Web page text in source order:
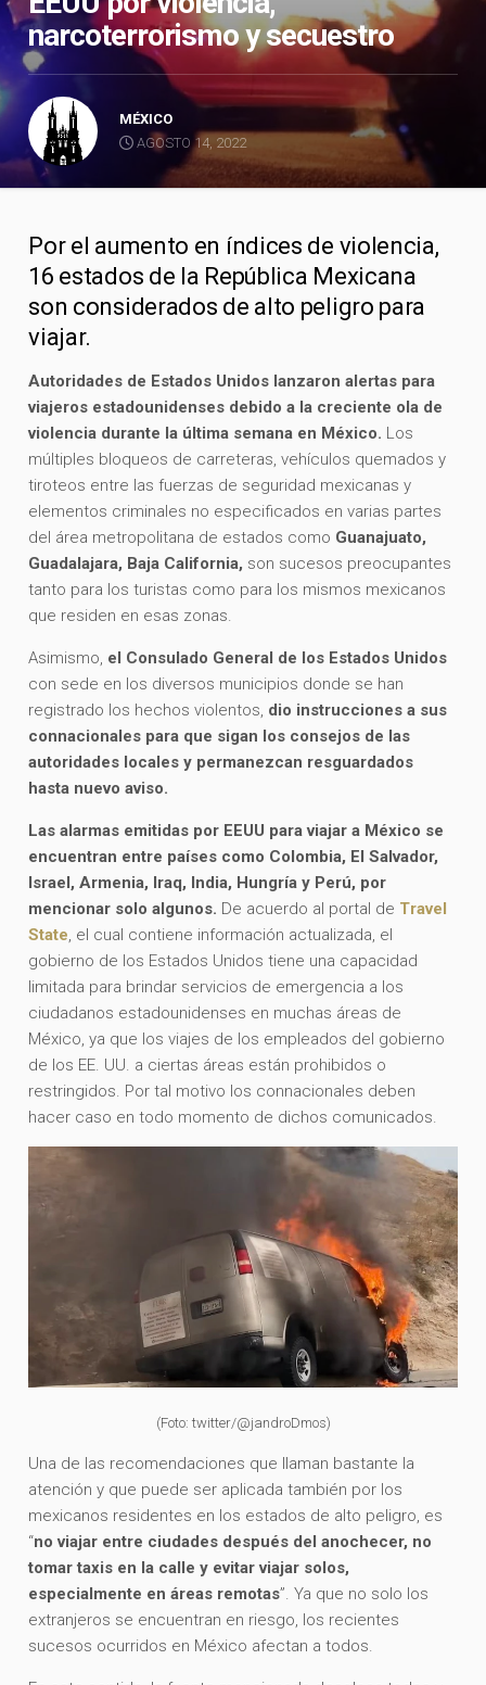
narcoterrorismo y secuestro
MÉXICO
AGOSTO 14, 2022
Por el aumento en índices de violencia,
16 estados de la República Mexicana
son considerados de alto peligro para
viajar.
Autoridades de Estados Unidos lanzaron alertas para
viajeros estadounidenses debido a la creciente ola de
violencia durante la última semana en México. Los
múltiples bloqueos de carreteras, vehículos quemados y
tiroteos entre las fuerzas de seguridad mexicanas y
elementos criminales no especificados en varias partes
del área metropolitana de estados como Guanajuato,
Guadalajara, Baja California, son sucesos preocupantes
tanto para los turistas como para los mismos mexicanos
que residen en esas zonas.
Asimismo, el Consulado General de los Estados Unidos
con sede en los diversos municipios donde se han
registrado los hechos violentos, dio instrucciones a sus
connacionales para que sigan los consejos de las
autoridades locales y permanezcan resguardados
hasta nuevo aviso.
Las alarmas emitidas por EEUU para viajar a México se
encuentran entre países como Colombia, El Salvador,
Israel, Armenia, Iraq, India, Hungría y Perú, por
mencionar solo algunos. De acuerdo al portal de Travel
State, el cual contiene información actualizada, el
gobierno de los Estados Unidos tiene una capacidad
limitada para brindar servicios de emergencia a los
ciudadanos estadounidenses en muchas áreas de
México, ya que los viajes de los empleados del gobierno
de los EE. UU. a ciertas áreas están prohibidos o
restringidos. Por tal motivo los connacionales deben
hacer caso en todo momento de dichos comunicados.
(Foto: twitter/@jandroDmos)
Una de las recomendaciones que llaman bastante la
atención y que puede ser aplicada también por los
mexicanos residentes en los estados de alto peligro, es
“no viajar entre ciudades después del anochecer, no
tomar taxis en la calle y evitar viajar solos,
especialmente en áreas remotas”. Ya que no solo los
extranjeros se encuentran en riesgo, los recientes
sucesos ocurridos en México afectan a todos.